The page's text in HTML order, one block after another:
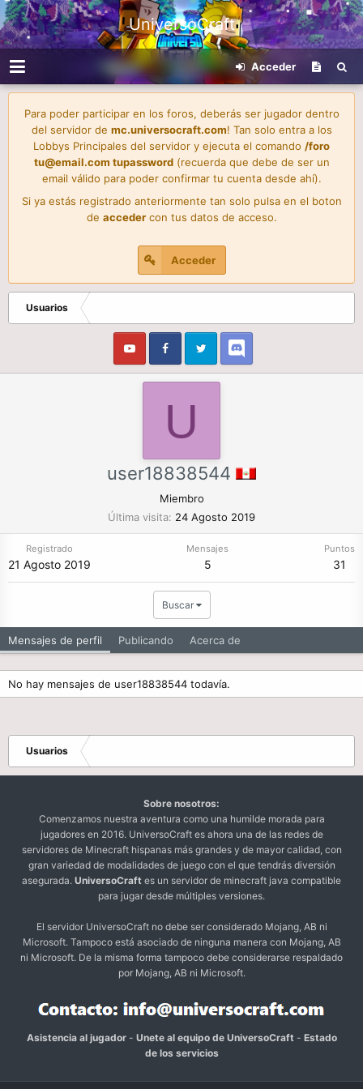
UniversoCraft
Acceder
Para poder participar en los foros, deberás ser jugador dentro
del servidor de mc.universocraft.com! Tan solo entra a los
Lobbys Principales del servidor y ejecuta el comando /foro
tu@email.com tupassword(recuerda que debe de ser un
email válido para poder confirmar tu cuenta desde ahí).
Si ya estás registrado anteriormente tan solo pulsa en el boton
de accedercon tus datos de acceso.
Acceder
Usuarios
U
user18838544
Miembro
Última visita 24 Agosto 2019
Registrado
21 Agosto 2019
Mensajes
5
Puntos
31
Buscar
Mensajes de perfil Publicando Acerca de
No hay mensajes de user18838544 todavía.
Usuarios
Sobre nosotros:
Comenzamos nuestra aventura como una humilde morada para
jugadores en 2016. UniversoCraft es ahora una de las redes de
servidores de Minecraft hispanas más grandes y de mayor calidad, con
gran variedad de modalidades de juego con el que tendrás diversión
asegurada. UniversoCraft es un servidor de minecraft java compatible
para jugar desde múltiples versiones.
El servidor UniversoCraft no debe ser considerado Mojang, AB ni
Microsoft. Tampoco está asociado de ninguna manera con Mojang, AB
ni Microsoft. De la misma forma tampoco debe considerarse respaldado
por Mojang, AB ni Microsoft.
Asistencia al jugador- Unete al equipo de UniversoCraft - Estado
de los servicios